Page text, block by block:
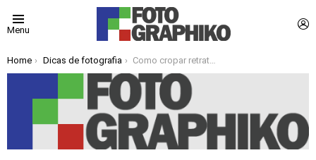
Menu
You are here:
Home Dicas de fotografia Como cropar retratos corretamente